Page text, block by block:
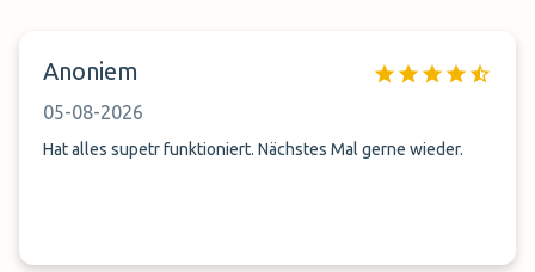
Anoniem
05-08-2026
Hat alles supetr funktioniert. Nächstes Mal gerne wieder.